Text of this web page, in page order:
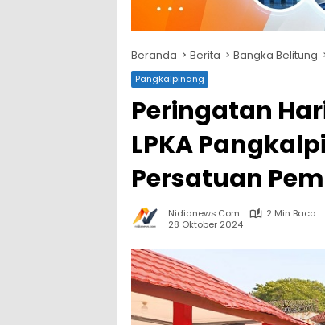
Beranda Berita Bangka Belitung
Pangkalpinang
Peringatan
LPKA
Persatuan
Nidianews.com
2 Min Baca
28 Oktober 2024